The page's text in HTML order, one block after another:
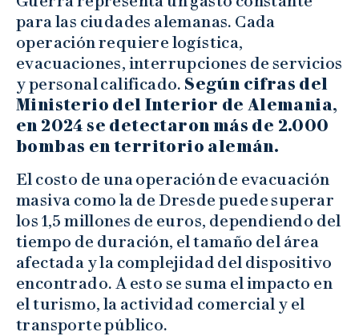
para las ciudades alemanas. Cada
operación requiere logística,
evacuaciones, interrupciones de servicios
y personal calificado. Según cifras del
Ministerio del Interior de Alemania,
en 2024 se detectaron más de 2.000
bombas en territorio alemán.
El costo de una operación de evacuación
masiva como la de Dresde puede superar
los 1,5 millones de euros, dependiendo del
tiempo de duración, el tamaño del área
afectada y la complejidad del dispositivo
encontrado. A esto se suma el impacto en
el turismo, la actividad comercial y el
transporte público.